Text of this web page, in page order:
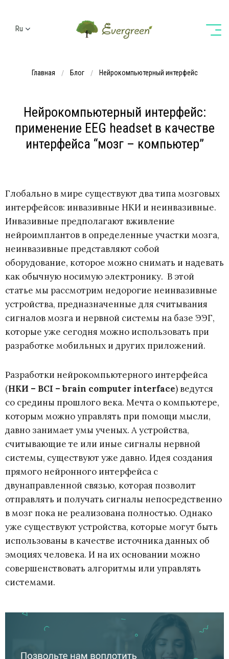
Ru
Главная Блог Нейрокомпьютерный интерфейс
Нейрокомпьютерный интерфейс:
применение EEG headset в качестве
интерфейса “мозг – компьютер”
Глобально в мире существуют два типа мозговых
интерфейсов: инвазивные НКИ и неинвазивные.
Инвазивные предполагают вживление
нейроимплантов в определенные участки мозга,
неинвазивные представляют собой
оборудование, которое можно снимать и надевать
как обычную носимую электронику. В этой
статье мы рассмотрим недорогие неинвазивные
устройства, предназначенные для считывания
сигналов мозга и нервной системы на базе ЭЭГ,
которые уже сегодня можно использовать при
разработке мобильных и других приложений.
Разработки нейрокомпьютерного интерфейса
(НКИ – BCI – brain computer interface) ведутся
со средины прошлого века. Мечта о компьютере,
которым можно управлять при помощи мысли,
давно занимает умы ученых. А устройства,
считывающие те или иные сигналы нервной
системы, существуют уже давно. Идея создания
прямого нейронного интерфейса с
двунаправленной связью, которая позволит
отправлять и получать сигналы непосредственно
в мозг пока не реализована полностью. Однако
уже существуют устройства, которые могут быть
использованы в качестве источника данных об
эмоциях человека. И на их основании можно
совершенствовать алгоритмы или управлять
системами.